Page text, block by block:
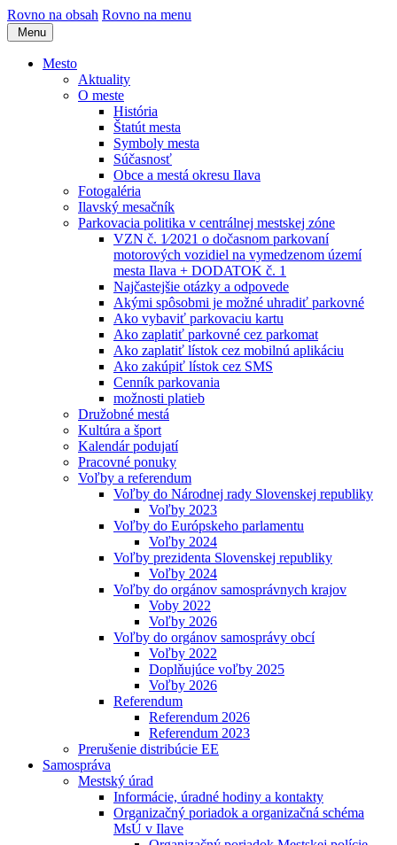
Rovno na obsah Rovno na menu
Menu
Mesto
Aktuality
O meste
História
Štatút mesta
Symboly mesta
Súčasnosť
Obce a mestá okresu Ilava
Fotogaléria
Ilavský mesačník
Parkovacia politika v centrálnej mestskej zóne
VZN č. 1⁄2021 o dočasnom parkovaní
motorových vozidiel na vymedzenom území
mesta Ilava + DODATOK č. 1
Najčastejšie otázky a odpovede
Akými spôsobmi je možné uhradiť parkovné
Ako vybaviť parkovaciu kartu
Ako zaplatiť parkovné cez parkomat
Ako zaplatiť lístok cez mobilnú aplikáciu
Ako zakúpiť lístok cez SMS
Cenník parkovania
možnosti platieb
Družobné mestá
Kultúra a šport
Kalendár podujatí
Pracovné ponuky
Voľby a referendum
Voľby do Národnej rady Slovenskej republiky
Voľby 2023
Voľby do Európskeho parlamentu
Voľby 2024
Voľby prezidenta Slovenskej republiky
Voľby 2024
Voľby do orgánov samosprávnych krajov
Voby 2022
Voľby 2026
Voľby do orgánov samosprávy obcí
Voľby 2022
Doplňujúce voľby 2025
Voľby 2026
Referendum
Referendum 2026
Referendum 2023
Prerušenie distribúcie EE
Samospráva
Mestský úrad
Informácie, úradné hodiny a kontakty
Organizačný poriadok a organizačná schéma
MsÚ v Ilave